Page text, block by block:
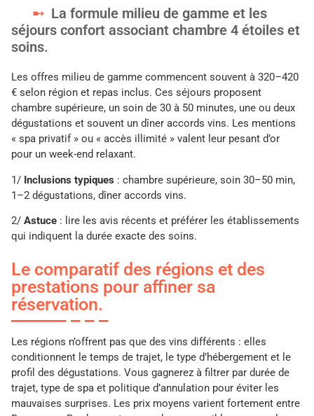
La formule milieu de gamme et les
séjours confort associant chambre 4 étoiles et
soins.
Les offres milieu de gamme commencent souvent à 320–420
€ selon région et repas inclus. Ces séjours proposent
chambre supérieure, un soin de 30 à 50 minutes, une ou deux
dégustations et souvent un dîner accords vins. Les mentions
« spa privatif » ou « accès illimité » valent leur pesant d’or
pour un week-end relaxant.
1/ Inclusions typiques : chambre supérieure, soin 30–50 min,
1–2 dégustations, dîner accords vins.
2/ Astuce : lire les avis récents et préférer les établissements
qui indiquent la durée exacte des soins.
Le comparatif des régions et des
prestations pour affiner sa
réservation.
Les régions n’offrent pas que des vins différents : elles
conditionnent le temps de trajet, le type d’hébergement et le
profil des dégustations. Vous gagnerez à filtrer par durée de
trajet, type de spa et politique d’annulation pour éviter les
mauvaises surprises. Les prix moyens varient fortement entre